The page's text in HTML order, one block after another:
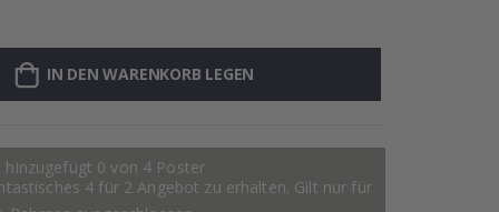
IN DEN WARENKORB LEGEN
hinzugefügt 0 von 4 Poster
4 für 2 Angebot zu erhalten. Gilt nur für